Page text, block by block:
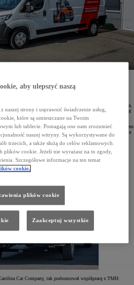
tych będą korzystać mobilni technicy, świadczący usługi
ponadwymiarowe wózki widłowe.
specjalizująca się w dostarczaniu sprzętu do transportu
w tym w wersjach dostosowanych do wysokiego składowania,
Swoim klientom zapewnia transport oraz pełną obsługę
z czego 232 egzemplarze to model PROACE z nadwoziem
nowej Toyoty PROACE MAX. Samochody dostarczyła Toyota
Car Company, tak podsumował współpracę z TMH:
aby ulepszyć naszą
naszej strony i usprawnić świadczenie usług,
które są umieszczane na Twoim
lub tablecie. Pomagają one nam zrozumieć
naszej witryny. Są wykorzystywane do
trzecich, a także służą do celów reklamowych.
plików cookie. Jeżeli nie wyrażasz na to zgody,
Szczegółowe informacje na ten temat
cookie.
plików cookie
Zaakceptuj wszystkie